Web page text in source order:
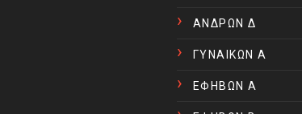
ΑΝΔΡΩΝ Δ
ΓΥΝΑΙΚΩΝ Α
ΕΦΗΒΩΝ Α